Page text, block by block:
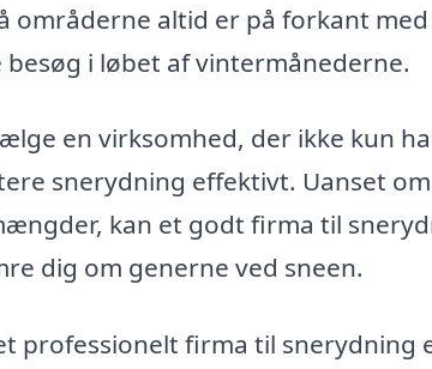
områderne altid er på forkant
i løbet af vintermånederne.
en virksomhed, der ikke kun
snerydning effektivt. Uanset
kan et godt firma til
dig om generne ved sneen.
professionelt firma til snerydning